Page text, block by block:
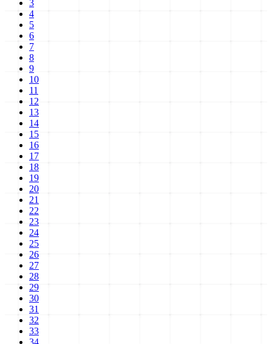
3
4
5
6
7
8
9
10
11
12
13
14
15
16
17
18
19
20
21
22
23
24
25
26
27
28
29
30
31
32
33
34